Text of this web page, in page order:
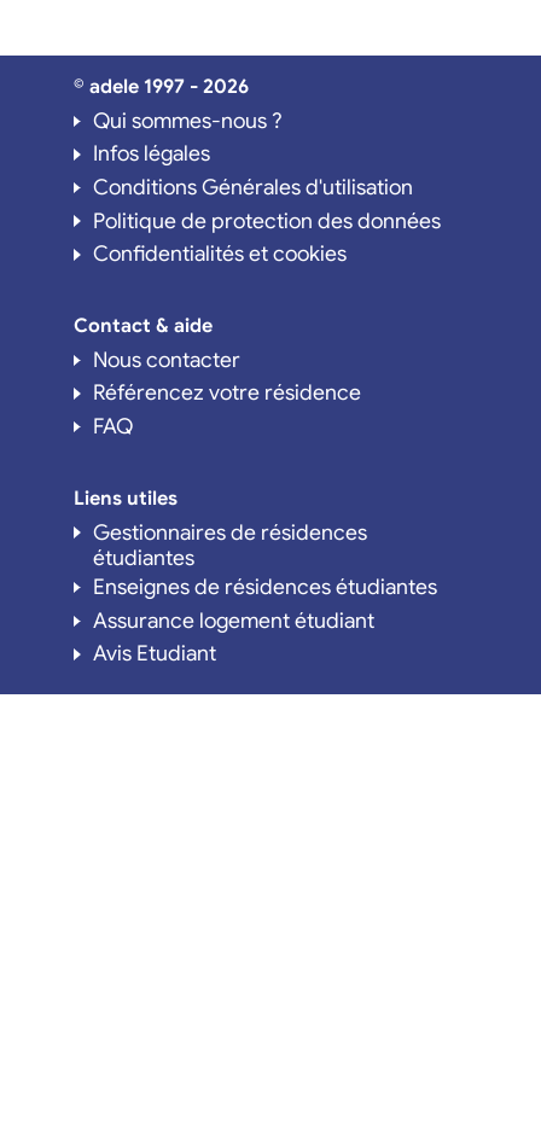
© adele 1997 - 2026
Qui sommes-nous ?
Infos légales
Conditions Générales d'utilisation
Politique de protection des données
Confidentialités et cookies
Contact & aide
Nous contacter
Référencez votre résidence
FAQ
Liens utiles
Gestionnaires de résidences
étudiantes
Enseignes de résidences étudiantes
Assurance logement étudiant
Avis Etudiant